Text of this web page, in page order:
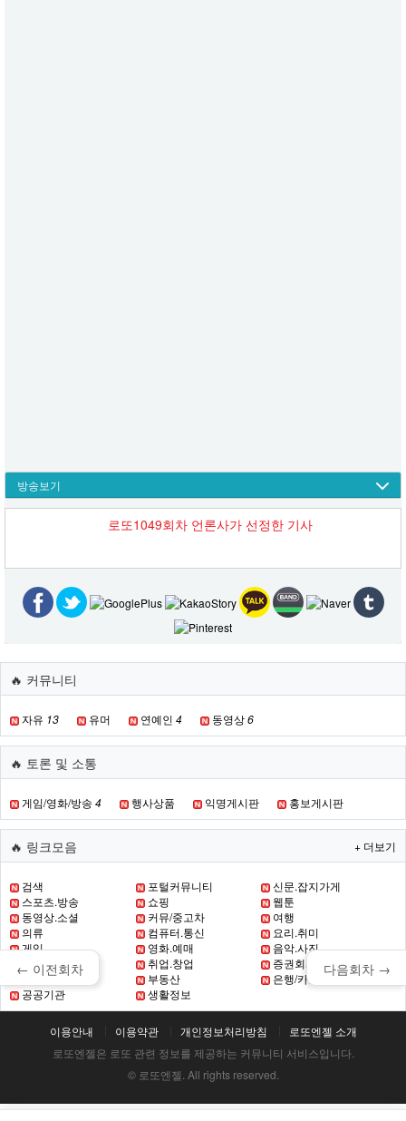
방송보기
← 이전회차 다음회차 →
로또1049회차 언론사가 선정한 기사
🔥 커뮤니티
자유 13 유머 연예인 4 동영상6
🔥 토론 및 소통
게임/영화/방송 4 행사상품 익명게시판 홍보게시판
🔥 링크모음 + 더보기
검색 포털커뮤니티
신문.잡지가게
스포츠.방송
쇼핑
웹툰
동영상.소셜
커뮤/중고차
여행
의류
컴퓨터.통신
요리.취미
게임
영화.예매
음악.사진
초.중.고 교육
취업.창업
증권회사
증권
부동산
은행/카드
공공기관
생활정보
이용안내 이용약관 개인정보처리방침
로또엔젤 소개
로또엔젤은 로또 관련 정보를 제공하는 커뮤니티 서비스입니다.
© 로또엔젤. All rights reserved.